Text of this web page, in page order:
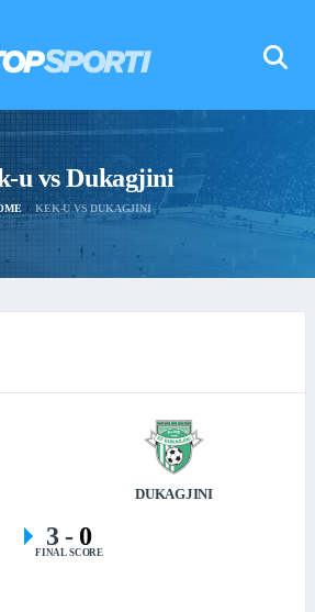
u vs Dukagjini
KEK-U VS DUKAGJINI
DUKAGJINI
3- 0
FINAL SCORE